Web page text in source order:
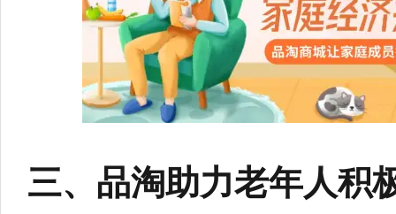
三、品淘助力老年人积